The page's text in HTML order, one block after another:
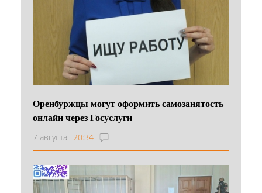
Оренбуржцы могут оформить самозанятость
онлайн через Госуслуги
7 августа 20:34